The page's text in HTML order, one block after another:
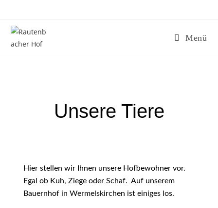
Menü
Unsere Tiere
Hier stellen wir Ihnen unsere Hofbewohner vor.
Egal ob Kuh, Ziege oder Schaf. Auf unserem
Bauernhof in Wermelskirchen ist einiges los.